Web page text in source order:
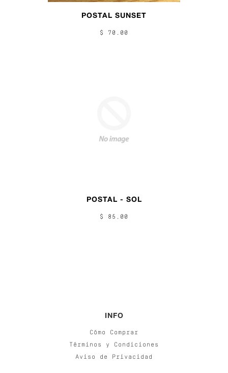
POSTAL SUNSET
$ 70.00
POSTAL - SOL
$ 85.00
INFO
Cómo Comprar
Términos y Condiciones
Aviso de Privacidad